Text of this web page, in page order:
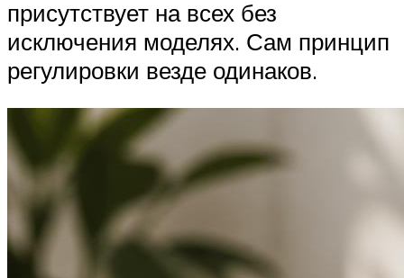
присутствует на всех без
исключения моделях. Сам принцип
регулировки везде одинаков.